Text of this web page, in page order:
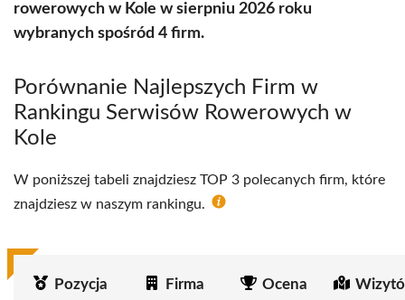
rowerowych w Kole w sierpniu 2026 roku
wybranych spośród 4 firm.
Porównanie Najlepszych Firm w
Rankingu Serwisów Rowerowych w
Kole
W poniższej tabeli znajdziesz TOP 3 polecanych firm, które
znajdziesz w naszym rankingu.
Pozycja Firma Ocena